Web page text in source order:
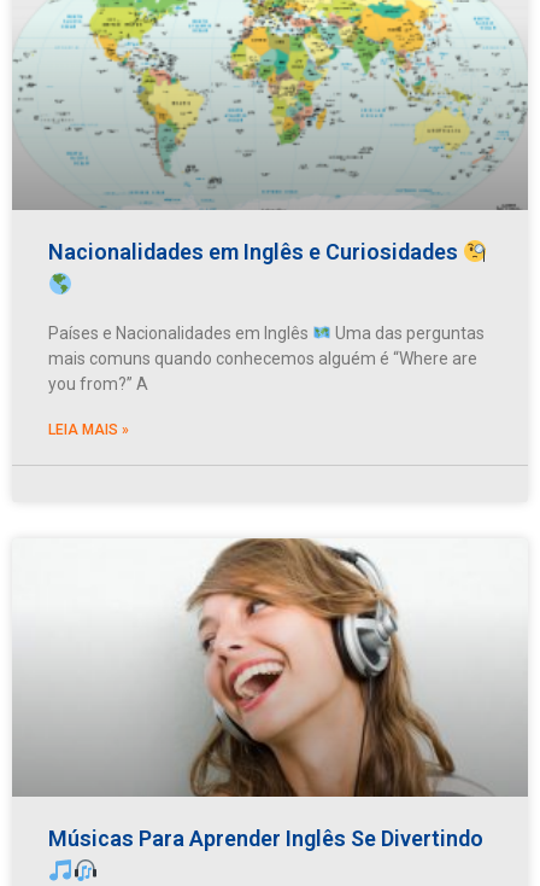
Nacionalidades em Inglês e Curiosidades
Países e Nacionalidades em Inglês
Uma das perguntas
mais comuns quando conhecemos alguém é “Where are
you from?” A
LEIA MAIS »
Músicas Para Aprender Inglês Se Divertindo